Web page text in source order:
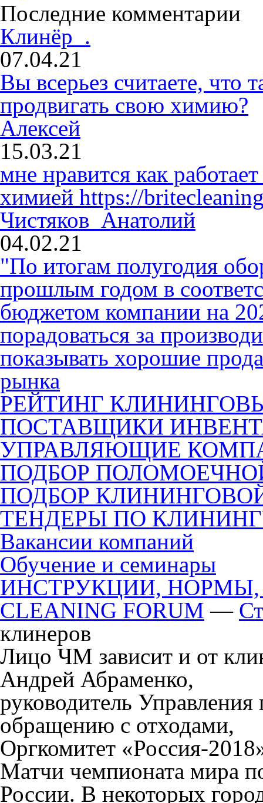
Последние комментарии
Клинёр .
07.04.21
Вы всерьез считаете, что
продвигать свою химию?
Алексей
15.03.21
мне нравится как
химией https://
Чистяков Анатолий
04.02.21
"По итогам полугодия
прошлым годом в
бюджетом компании на
порадоваться за
показывать хорошие
рынка
РЕЙТИНГ
ПОСТАВЩИКИ
УПРАВЛЯЮЩИЕ
ПОДБОР
ПОДБОР
ТЕНДЕРЫ ПО
Вакансии компаний
Обучение и семинары
ИНСТРУКЦИИ,
CLEANING FORUM —
клинеров
Лицо ЧМ зависит и от
Андрей Абраменко,
руководитель
обращению с отходами,
Оргкомитет «Россия-
Матчи чемпионата мира
России. В некоторых